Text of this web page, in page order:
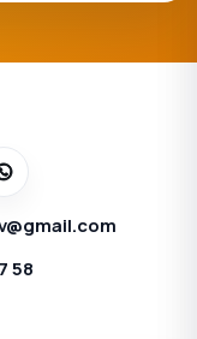
58